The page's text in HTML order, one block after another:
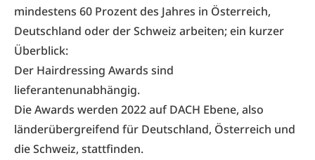
mindestens 60 Prozent des Jahres in Österreich,
Deutschland oder der Schweiz arbeiten; ein kurzer
Überblick:
Der Hairdressing Awards sind
lieferantenunabhängig.
Die Awards werden 2022 auf DACH Ebene, also
länderübergreifend für Deutschland, Österreich und
die Schweiz, stattfinden.